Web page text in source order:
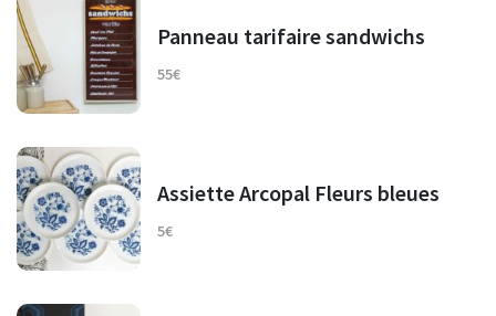
Panneau tarifaire sandwichs
55€
Assiette Arcopal Fleurs bleues
5€